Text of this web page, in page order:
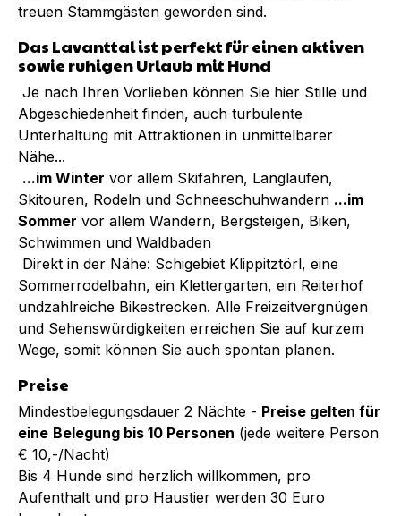
treuen Stammgästen geworden sind.
Das Lavanttal ist perfekt für einen aktiven
sowie ruhigen Urlaub mit Hund
Je nach Ihren Vorlieben können Sie hier Stille und
Abgeschiedenheit finden, auch turbulente
Unterhaltung mit Attraktionen in unmittelbarer
Nähe...
...im Winter vor allem Skifahren, Langlaufen,
Skitouren, Rodeln und Schneeschuhwandern ...im
Sommer vor allem Wandern, Bergsteigen, Biken,
Schwimmen und Waldbaden
Direkt in der Nähe: Schigebiet Klippitztörl, eine
Sommerrodelbahn, ein Klettergarten, ein Reiterhof
undzahlreiche Bikestrecken. Alle Freizeitvergnügen
und Sehenswürdigkeiten erreichen Sie auf kurzem
Wege, somit können Sie auch spontan planen.
Preise
Mindestbelegungsdauer 2 Nächte - Preise gelten für
eine Belegung bis 10 Personen (jede weitere Person
€ 10,-/Nacht)
Bis 4 Hunde sind herzlich willkommen, pro
Aufenthalt und pro Haustier werden 30 Euro